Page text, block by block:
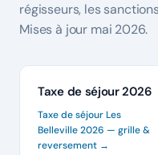
régisseurs, les
Mises à jour mai 2026.
Taxe de séjour 2026
Taxe de séjour Les
Belleville 2026 — grille &
reversement →